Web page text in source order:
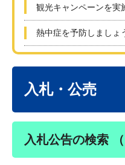
観光キャンペーンを実
熱中症を予防しましょ
入札・公売
入札公告の検索